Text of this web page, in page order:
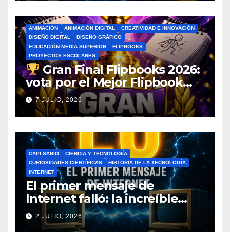
ANIMACIÓN ANIMACIÓN DIGITAL
CREATIVIDAD E INNOVACIÓN
DISEÑO DIGITAL
DISEÑO GRÁFICO
EDUCACIÓN MEDIA SUPERIOR
FLIPBOOKS
PROYECTOS ESCOLARES
Gran Final Flipbooks 2026:
vota por el Mejor Flipbook
del Ciclo Escolar
7 JULIO, 2026
CAPI SABIO
CIENCIA Y TECNOLOGÍA
CURIOSIDADES CIENTÍFICAS
HISTORIA DE LA TECNOLOGÍA
INTERNET
El primer mensaje de
Internet falló: la increíble
historia de ARPANET que
cambió el mundo
2 JULIO, 2026